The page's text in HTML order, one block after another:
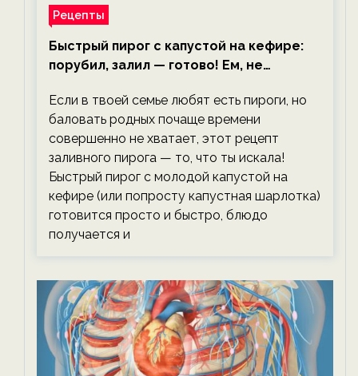
Рецепты
Быстрый пирог с капустой на кефире:
порубил, залил — готово! Ем, не
Если в твоей семье любят есть пироги, но
баловать родных почаще времени
совершенно не хватает, этот рецепт
заливного пирога — то, что ты искала!
Быстрый пирог с молодой капустой на
кефире (или попросту капустная шарлотка)
готовится просто и быстро, блюдо
получается и